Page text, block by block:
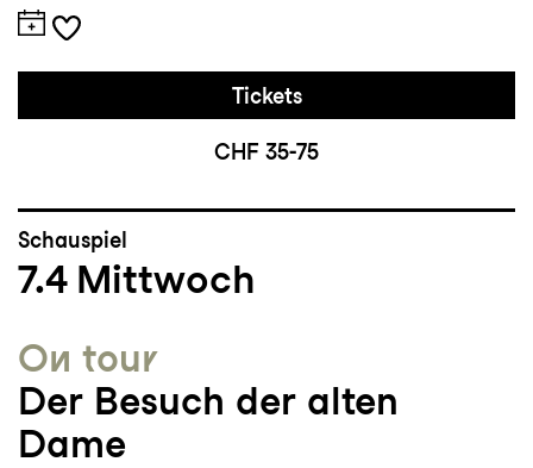
Tickets
CHF 35-75
Schauspiel
7.4 Mittwoch
On tour
Der Besuch der alten
Dame